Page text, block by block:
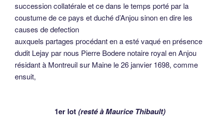
succession collatérale et ce dans le temps porté par la
coustume de ce pays et duché d’Anjou sinon en dire les
causes de defection
auxquels partages procédant en a esté vaqué en présence
dudit Lejay par nous Pierre Bodere notaire royal en Anjou
résidant à Montreuil sur Maine le 26 janvier 1698, comme
ensuit,
1er lot(resté à Maurice Thibault)